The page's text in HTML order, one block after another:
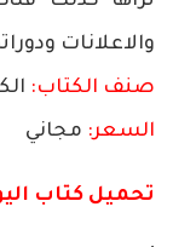
والاعلانات
صنف الكتاب:
السعر: مجاني
تحميل كتاب